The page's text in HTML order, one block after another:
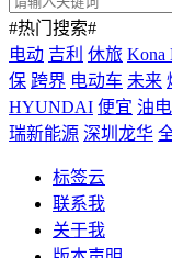
#热门搜索#
电动 吉利 休旅 Kona
保 跨界 电动车 未来
HYUNDAI 便宜 油电
瑞新能源 深圳龙华
标签云
联系我
关于我